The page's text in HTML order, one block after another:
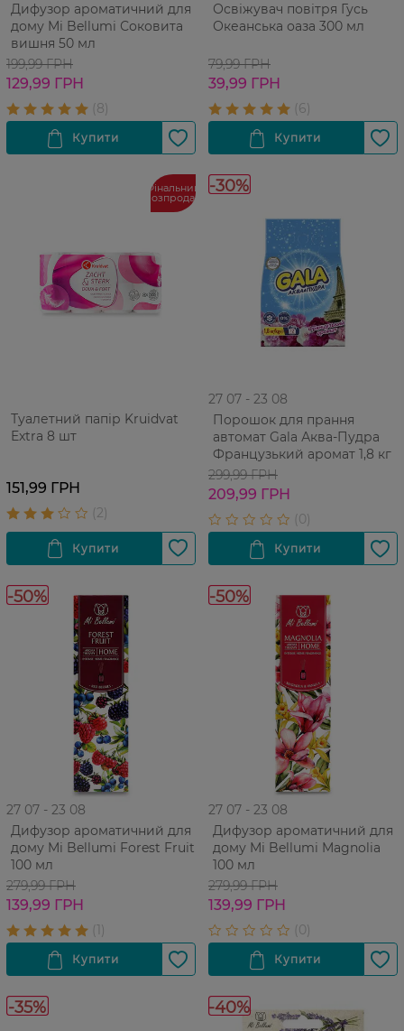
Дифузор ароматичний для
дому Mi Bellumi Соковита
вишня 50 мл
199,99 ГРН
129,99 ГРН
Освіжувач повітря Гусь
Океанська оаза 300 мл
79,99 ГРН
39,99 ГРН
Фінальний
розпродаж
Туалетний папір Kruidvat
Extra 8 шт
151,99 ГРН
-30%
27 07 - 23 08
Порошок для прання
автомат Gala Аква-Пудра
Французький аромат 1,8 кг
299,99 ГРН
209,99 ГРН
-50%
27 07 - 23 08
Дифузор ароматичний для
дому Mi Bellumi Forest Fruit
100 мл
279,99 ГРН
139,99 ГРН
-50%
27 07 - 23 08
Дифузор ароматичний для
дому Mi Bellumi Magnolia
100 мл
279,99 ГРН
139,99 ГРН
-35% -40%